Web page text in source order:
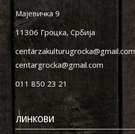
Мајевичка 9
11306 Гроцка, Србија
centarzakulturugrocka@gmail.com
centargrocka@gmail.com
011 850 23 21
ЛИНКОВИ